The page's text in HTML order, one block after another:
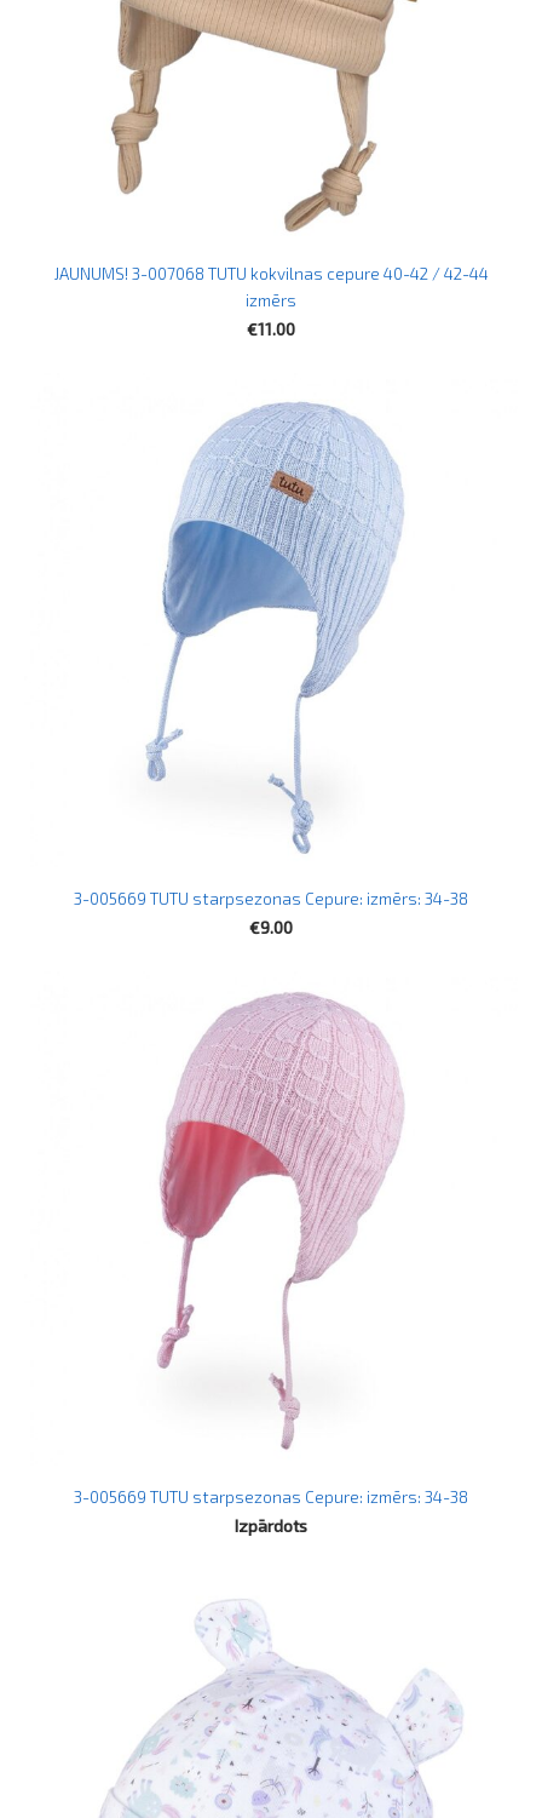
JAUNUMS! 3-007068 TUTU kokvilnas cepure 40-42 / 42-44
izmērs
€11.00
3-005669 TUTU starpsezonas Cepure: izmērs: 34-38
€9.00
3-005669 TUTU starpsezonas Cepure: izmērs: 34-38
Izpārdots